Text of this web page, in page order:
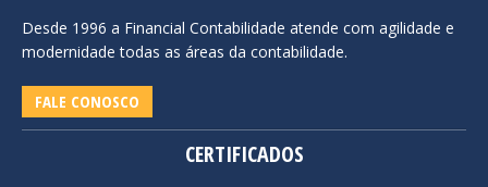
Desde 1996 a Financial Contabilidade atende com agilidade e
modernidade todas as áreas da contabilidade.
FALE CONOSCO
CERTIFICADOS